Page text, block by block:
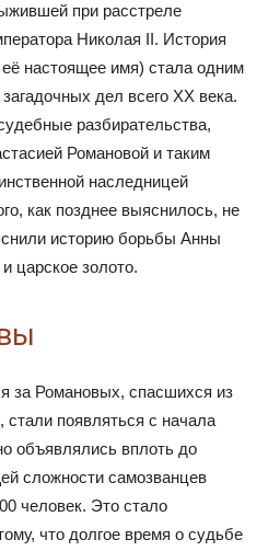
при расстреле
Николая II. История
настоящее имя) стала одним
дел всего ХХ века.
разбирательства,
Романовой и таким
наследницей
как позднее выяснилось, не
историю борьбы Анны
царское золото.
за Романовых, спасшихся из
появляться с начала
объявлялись вплоть до
сложности самозванцев
человек. Это стало
что долгое время о судьбе